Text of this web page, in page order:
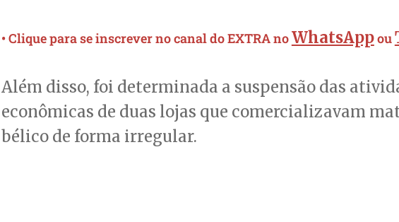
• Clique para se inscrever no canal do EXTRA noWhatsAppou
Além disso, foi determinada a suspensão das
econômicas de duas lojas que comercializavam
bélico de forma irregular.